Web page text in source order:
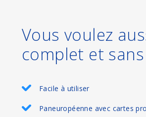
Vous voulez
complet et
Facile à utiliser
Paneuropéenne avec cartes